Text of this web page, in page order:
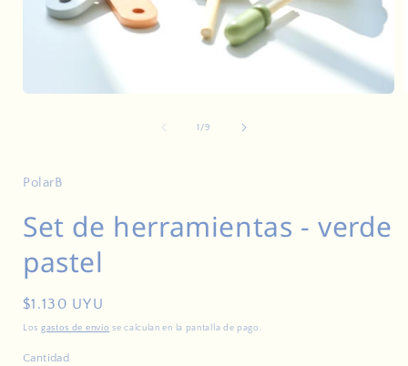
ventana
1 /de
9
PolarB
Set de herramientas - verde
pastel
Precio
habitual
$1.130 UYU
Los gastos de envío se calculan en la pantalla de pago.
Cantidad